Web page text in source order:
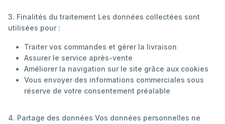
3. Finalités du traitement Les données collectées sont
utilisées pour :
Traiter vos commandes et gérer la livraison
Assurer le service après-vente
Améliorer la navigation sur le site grâce aux cookies
Vous envoyer des informations commerciales sous
réserve de votre consentement préalable
4. Partage des données Vos données personnelles ne